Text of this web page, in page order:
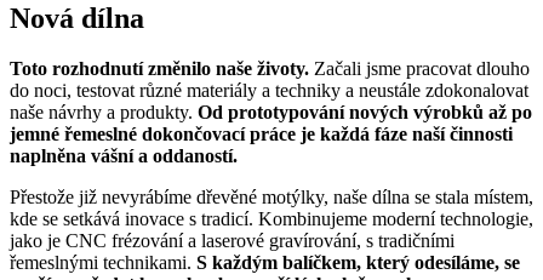
Nová dílna
Toto rozhodnutí změnilo naše životy. Začali jsme pracovat dlouho
do noci, testovat různé materiály a techniky a neustále zdokonalovat
naše návrhy a produkty. Od prototypování nových výrobků až po
jemné řemeslné dokončovací práce je každá fáze naší činnosti
naplněna vášní a oddaností.
Přestože již nevyrábíme dřevěné motýlky, naše dílna se stala místem,
kde se setkává inovace s tradicí. Kombinujeme moderní technologie,
jako je CNC frézování a laserové gravírování, s tradičními
řemeslnými technikami. S každým balíčkem, který odesíláme, se